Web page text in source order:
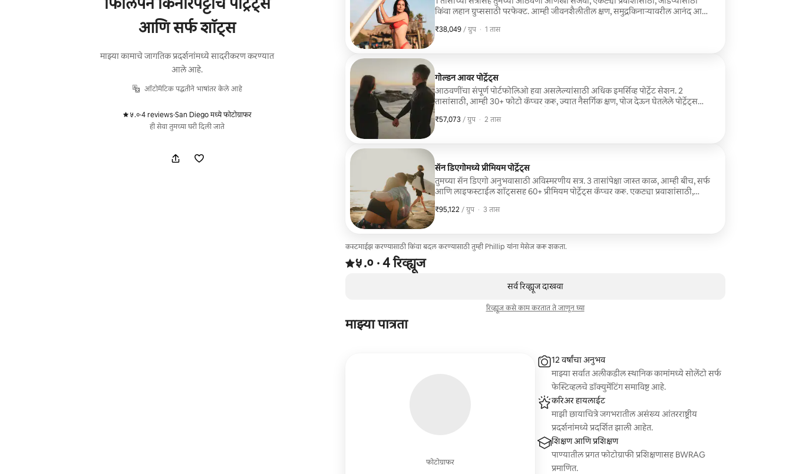
आणि सर्फ शॉट्स
माझ्या कामाचे जागतिक प्रदर्शनांमध्ये सादरीकरण करण्यात
आले आहे.
ऑटोमॅटिक पद्धतीने भाषांतर केले आहे
५.०·4 reviews·San Diego मध्ये फोटोग्राफर
ही सेवा तुमच्या घरी दिली जाते
किंवा लहान ग्रुप्ससाठी परफेक्ट. आम्ही जीवनशैलीतील क्षण, समुद्रकिनाऱ्यावरील आनंद आणि
निवडलेल्या ठिकाणी 1 तासाचे ऑन-लोकेशन शूट 20 पर्यंत व्यावसायिकरित्या संपादित फोटो
₹38,049 / ग्रुप
₹38,049, प्रति ग्रुप
, · 1 तास
गोल्डन आवर पोर्ट्रेट्स
आठवणींचा संपूर्ण पोर्टफोलिओ हवा असलेल्यांसाठी अधिक इमर्सिव्ह पोर्ट्रेट सेशन. 2
तासांसाठी, आम्ही 30+ फोटो कॅप्चर करू, ज्यात नैसर्गिक क्षण, पोज देऊन घेतलेले पोर्ट्रेट्स
आणि सर्फिंग किंवा बीचवरील जीवनशैलीवर आधारित शॉट्स यांचा समावेश असेल. त्यांच्या
भेटीच्या विविध आणि व्यावसायिक-गुणवत्तेच्या इमेजेस हव्या असलेल्या प्रवाशांसाठी किंवा
₹57,073 / ग्रुप
₹57,073, प्रति ग्रुप
, · 2 तास
सॅन डिएगोमध्ये प्रीमियम पोर्ट्रेट्स
तुमच्या सॅन डिएगो अनुभवासाठी अविस्मरणीय सत्र. 3 तासांपेक्षा जास्त काळ, आम्ही बीच, सर्फ
आणि लाइफस्टाईल शॉट्ससह 60+ प्रीमियम पोर्ट्रेट्स कॅप्चर करू. एकट्या प्रवाशांसाठी,
जोडप्यांसाठी किंवा व्यावसायिक स्मृतिचिन्हांचा संपूर्ण संग्रह इच्छिणाऱ्या ग्रुप्ससाठी योग्य.
समाविष्ट: 3-तासांचे लोकेशनवरील सेशन (बीच, सर्फ, पिअर किंवा शहरी ठिकाणे) 60+
शैली आणि प्राधान्यांनुसार शॉट्स तयार करण्यासाठी वैयक्तिकृत सल्ला
₹95,122 / ग्रुप
₹95,122, प्रति ग्रुप
, · 3 तास
कस्टमाईझ करण्यासाठी किंवा बदल करण्यासाठी तुम्ही Phillip यांना मेसेज करू शकता.
4 रिव्ह्यूजमधून 5 पैकी ५.० स्टार्स रेटिंग आहे
५.०
,
·4 रिव्ह्यूज
सर्व रिव्ह्यूज दाखवा
रिव्ह्यूज कसे काम करतात ते जाणून घ्या
माझ्या पात्रता
फोटोग्राफर
12 वर्षांचा अनुभव
माझ्या सर्वात अलीकडील स्थानिक कामांमध्ये सोलेंटो सर्फ
फेस्टिव्हलचे डॉक्युमेंटिंग समाविष्ट आहे.
करिअर हायलाईट
माझी छायाचित्रे जगभरातील असंख्य आंतरराष्ट्रीय
प्रदर्शनांमध्ये प्रदर्शित झाली आहेत.
शिक्षण आणि प्रशिक्षण
पाण्यातील प्रगत फोटोग्राफी प्रशिक्षणासह BWRAG
प्रमाणित.